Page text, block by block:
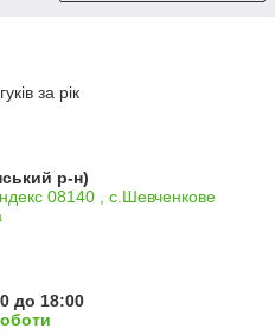
за рік
р-н)
08140 , с.Шевченкове
до 18:00